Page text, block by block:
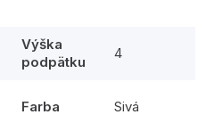
Výška
podpätku
4
Farba Sivá